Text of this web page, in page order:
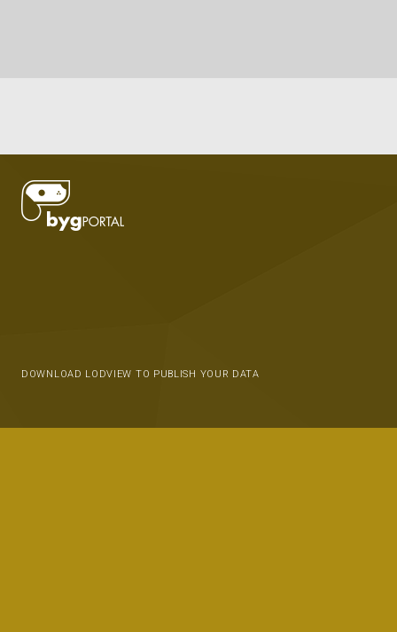
DOWNLOAD LODVIEW TO PUBLISH YOUR DATA